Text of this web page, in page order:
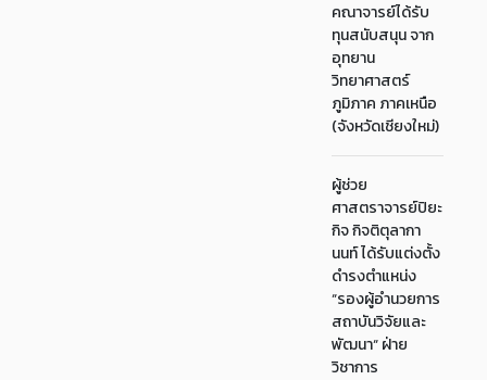
คณาจารย์ได้รับ
ทุนสนับสนุน จาก
อุทยาน
วิทยาศาสตร์
ภูมิภาค ภาคเหนือ
(จังหวัดเชียงใหม่)
ผู้ช่วย
ศาสตราจารย์ปิยะ
กิจ กิจติตุลากา
นนท์ ได้รับแต่งตั้ง
ดำรงตำแหน่ง
“รองผู้อำนวยการ
สถาบันวิจัยและ
พัฒนา“ ฝ่าย
วิชาการ